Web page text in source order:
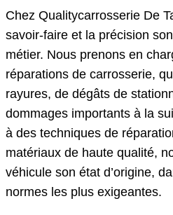
Chez Qualitycarrosserie De
savoir-faire et la précision
métier. Nous prenons en
réparations de carrosserie,
rayures, de dégâts de
dommages importants à la
à des techniques de
matériaux de haute qualité,
véhicule son état d’origine,
normes les plus exigeantes.